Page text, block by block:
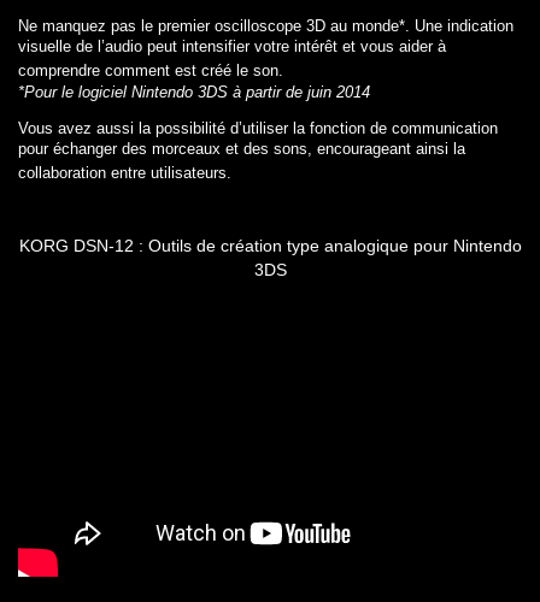
Ne manquez pas le premier oscilloscope 3D au monde*. Une indication
visuelle de l’audio peut intensifier votre intérêt et vous aider à
comprendre comment est créé le son.
*Pour le logiciel Nintendo 3DS à partir de juin 2014
Vous avez aussi la possibilité d’utiliser la fonction de communication
pour échanger des morceaux et des sons, encourageant ainsi la
collaboration entre utilisateurs.
KORG DSN-12 : Outils de création type analogique pour Nintendo
3DS